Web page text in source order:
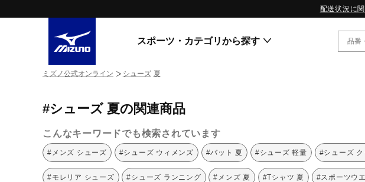
配送状況に
スポーツ・カテゴリから探す
ライフスタイルウエア
ランニング
サッカー／フットサル
WAVE PROPHECY
MORELIA LS
WAVE RIDER
MXR
W.PROPHECY1｜特集
WP MAGIC MITA｜特集
WP STRAP｜特集
ミズノ公式オンライン シューズ 夏
#シューズ 夏の関連商品
こんなキーワードでも検索されています
#メンズ シューズ #シューズ ウィメンズ #バット 夏 #シューズ 軽量 #シューズ
#モレリア シューズ #シューズ ランニング #メンズ 夏 #Tシャツ 夏 #スポーツウ